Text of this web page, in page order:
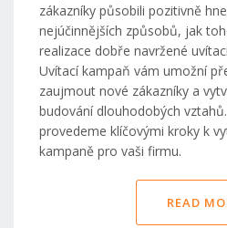
zákazníky působili pozitivně
nejúčinnějších způsobů, jak
realizace dobře navržené
Uvítací kampaň vám umožní
zaujmout nové zákazníky a
budování dlouhodobých
provedeme klíčovými kroky k
kampaně pro vaši firmu.
READ